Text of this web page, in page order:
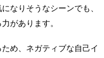
なりそうなシーンでも、
があります。
め、ネガティブな自己イ